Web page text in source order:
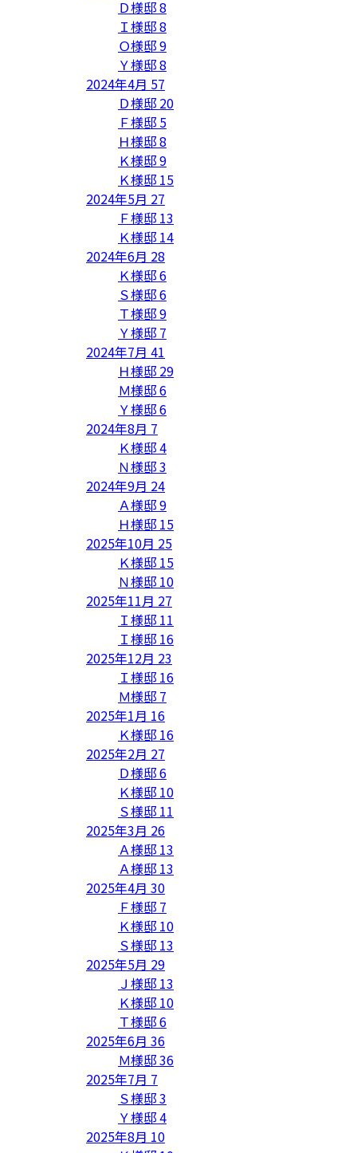
Ｄ様邸8
Ｉ様邸8
Ｏ様邸9
Ｙ様邸8
2024年4月 57
Ｄ様邸 20
Ｆ様邸 5
Ｈ様邸8
Ｋ様邸9
Ｋ様邸 15
2024年5月 27
Ｆ様邸 13
Ｋ様邸 14
2024年6月 28
Ｋ様邸6
Ｓ様邸6
Ｔ様邸9
Ｙ様邸 7
2024年7月 41
Ｈ様邸 29
Ｍ様邸6
Ｙ様邸6
2024年8月 7
Ｋ様邸4
Ｎ様邸3
2024年9月 24
Ａ様邸9
Ｈ様邸 15
2025年10月 25
Ｋ様邸 15
Ｎ様邸 10
2025年11月 27
Ｉ様邸 11
Ｉ様邸 16
2025年12月 23
Ｉ様邸 16
Ｍ様邸 7
2025年1月 16
Ｋ様邸 16
2025年2月 27
Ｄ様邸6
Ｋ様邸 10
Ｓ様邸 11
2025年3月 26
Ａ様邸 13
Ａ様邸 13
2025年4月 30
Ｆ様邸 7
Ｋ様邸 10
Ｓ様邸 13
2025年5月 29
Ｊ様邸 13
Ｋ様邸 10
Ｔ様邸6
2025年6月 36
Ｍ様邸36
2025年7月 7
Ｓ様邸3
Ｙ様邸4
2025年8月 10